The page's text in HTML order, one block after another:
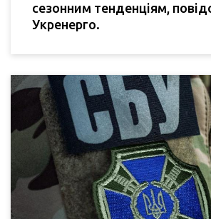
сезонним тенденціям,
Укренерго.